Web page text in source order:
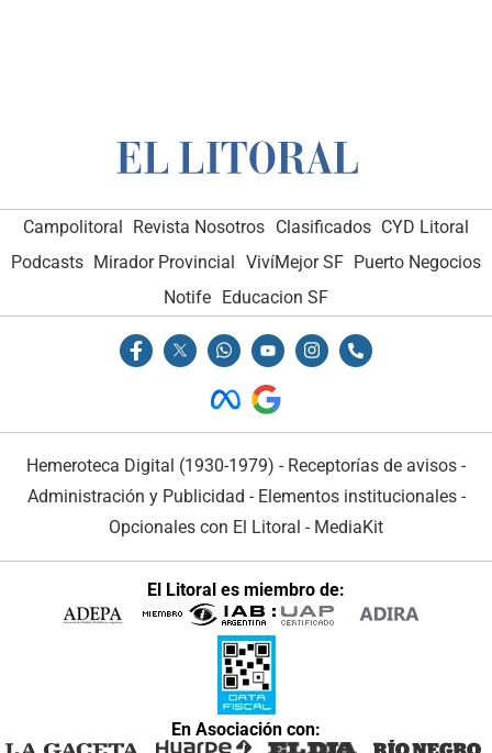
Campolitoral Revista Nosotros Clasificados CYD Litoral
Podcasts Mirador Provincial VivíMejor SF Puerto Negocios
Notife Educacion SF
Hemeroteca Digital (1930-1979) - Receptorías de avisos -
Administración y Publicidad - Elementos institucionales-
Opcionales con El Litoral - MediaKit
El Litoral es miembro de:
En Asociación con: